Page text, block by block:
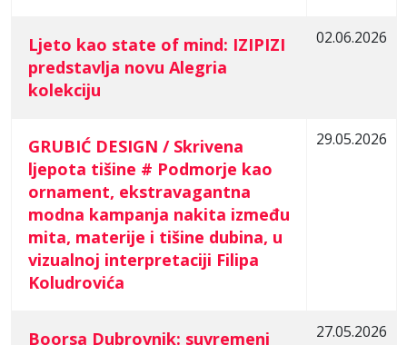
Ljeto kao state of mind: IZIPIZI
predstavlja novu Alegria
kolekciju
02.06.2026
GRUBIĆ DESIGN / Skrivena
ljepota tišine # Podmorje kao
ornament, ekstravagantna
modna kampanja nakita između
mita, materije i tišine dubina, u
vizualnoj interpretaciji Filipa
Koludrovića
29.05.2026
Boorsa Dubrovnik: suvremeni
27.05.2026